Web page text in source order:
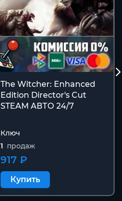
The Witcher: Enhanced
Edition Director's Cut
STEAM АВТО 24/7
Ключ
1 продаж
917 ₽
Купить